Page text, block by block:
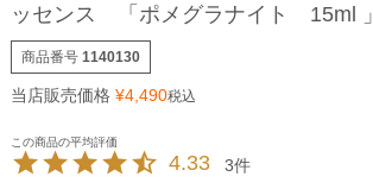
ッセンス 「ポメグラナイト 15ml 」
商品番号 1140130
当店販売価格 ¥4,490税込
4.33 3